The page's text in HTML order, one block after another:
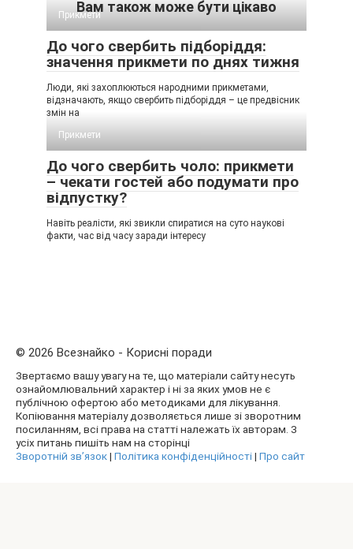
Вам також може бути цікаво
Прикмети
До чого свербить підборіддя:
значення прикмети по днях тижня
Люди, які захоплюються народними прикметами,
відзначають, якщо свербить підборіддя – це предвісник
змін на
Прикмети
До чого свербить чоло: прикмети
– чекати гостей або подумати про
відпустку?
Навіть реалісти, які звикли спиратися на суто наукові
факти, час від часу заради інтересу
© 2026 Всезнайко - Корисні поради
Звертаємо вашу увагу на те, що матеріали сайту несуть
ознайомлювальний характер і ні за яких умов не є
публічною офертою або методиками для лікування.
Копіювання матеріалу дозволяється лише зі зворотним
посиланням, всі права на статті належать їх авторам. З
усіх питань пишіть нам на сторінці
Зворотній зв’язок| Політика конфіденційності| Про сайт